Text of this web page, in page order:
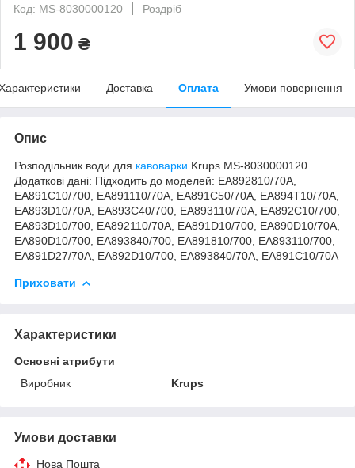
Код: MS-8030000120
Роздріб
1 900 ₴
Доставка Оплата Умови повернення
Опис
Розподільник води для кавоварки Krups MS-8030000120
Додаткові дані: Підходить до моделей: EA892810/70A,
EA891C10/700, EA891110/70A, EA891C50/70A, EA894T10/70A,
EA893D10/70A, EA893C40/700, EA893110/70A, EA892C10/700,
EA893D10/700, EA892110/70A, EA891D10/700, EA890D10/70A,
EA890D10/700, EA893840/700, EA891810/700, EA893110/700,
EA891D27/70A, EA892D10/700, EA893840/70A, EA891C10/70A
Приховати
Характеристики
Основні атрибути
Виробник
Krups
Умови доставки
Нова Пошта